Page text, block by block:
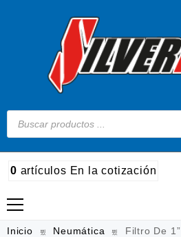
0 artículos En la cotización
Madera
Inicio Neumática Filtro De 1”